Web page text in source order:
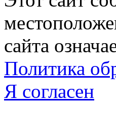
сайта
Политика
Я согласен